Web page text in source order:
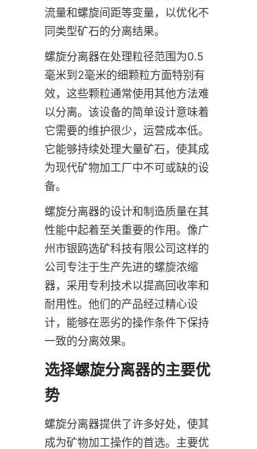
流量和螺旋间距等变量，以优化不
同类型矿石的分离结果。
螺旋分离器在处理粒径范围为0.5
毫米到2毫米的细颗粒方面特别有
效，这些颗粒通常使用其他方法难
以分离。该设备的简单设计意味着
它需要的维护很少，运营成本低。
它能够持续处理大量矿石，使其成
为现代矿物加工厂中不可或缺的设
备。
螺旋分离器的设计和制造质量在其
性能中起着至关重要的作用。像广
州市银鸥选矿科技有限公司这样的
公司专注于生产先进的螺旋浓缩
器，采用专利技术以提高回收率和
耐用性。他们的产品经过精心设
计，能够在恶劣的操作条件下保持
一致的分离效果。
选择螺旋分离器的主要优
势
螺旋分离器提供了许多好处，使其
成为矿物加工操作的首选。主要优